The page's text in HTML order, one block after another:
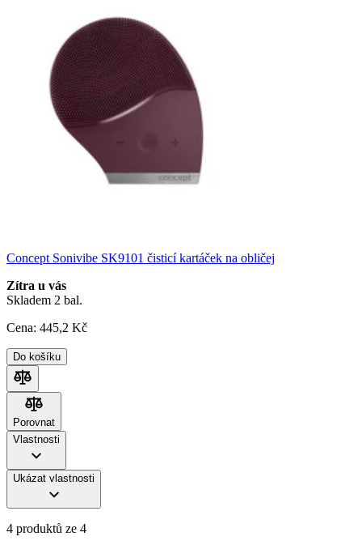
Concept Sonivibe SK9101 čisticí kartáček na obličej
Zítra u vás
Skladem 2 bal.
Cena: 445,2 Kč
Do košíku
Porovnat
Porovnat
Vlastnosti
Ukázat vlastnosti
4 produktů ze 4